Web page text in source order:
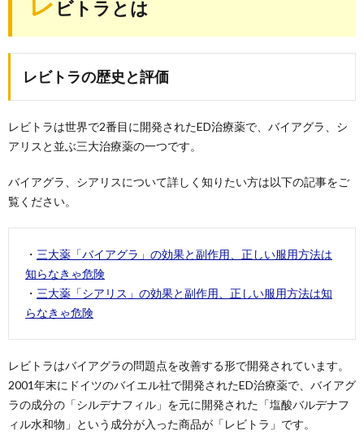
ビトラとは
レビトラの歴史と評価
レビトラは世界で2番目に開発されたED治療薬で、バイアグラ、シ
アリスと並ぶ三大治療薬の一つです。
バイアグラ、シアリスについて詳しく知りたい方は以下の記事をご
覧ください。
・ 三大薬「バイアグラ」の効果と副作用、正しい服用方法は
知らなきゃ危険
・ 三大薬「シアリス」の効果と副作用、正しい服用方法は知
らなきゃ危険
レビトラはバイアグラの問題点を改善する形で開発されています。
2001年末にドイツのバイエル社で開発されたED治療薬で、バイアグ
ラの成分の「シルデナフィル」を元に開発された「塩酸バルデナフ
ィル水和物」という成分が入った商品が「レビトラ」です。